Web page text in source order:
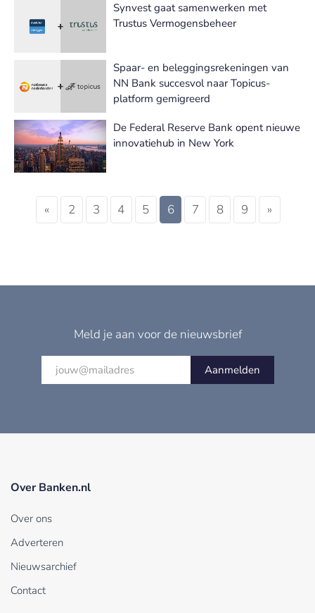
Synvest gaat samenwerken met
Trustus Vermogensbeheer
Spaar- en beleggingsrekeningen van
NN Bank succesvol naar Topicus-
platform gemigreerd
De Federal Reserve Bank opent nieuwe
innovatiehub in New York
« 2 3 4 5 6 7 8 9 »
Meld je aan voor de nieuwsbrief
Aanmelden
Over Banken.nl
Over ons
Adverteren
Nieuwsarchief
Contact